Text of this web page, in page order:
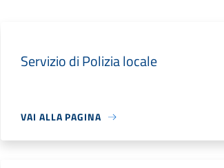
Servizio di Polizia locale
VAI ALLA PAGINA